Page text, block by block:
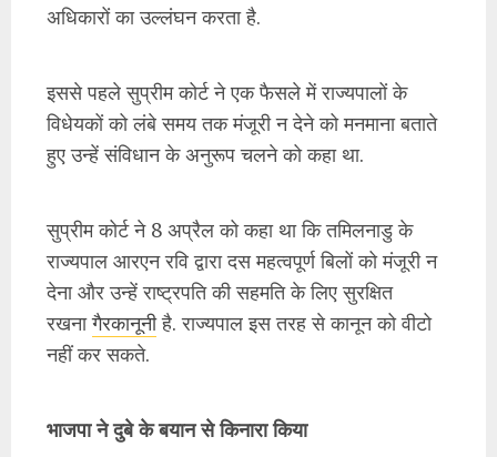
अधिकारों का उल्लंघन करता है.
इससे पहले सुप्रीम कोर्ट ने एक फैसले में राज्यपालों के
विधेयकों को लंबे समय तक मंजूरी न देने को मनमाना बताते
हुए उन्हें संविधान के अनुरूप चलने को कहा था.
सुप्रीम कोर्ट ने 8 अप्रैल को कहा था कि तमिलनाडु के
राज्यपाल आरएन रवि द्वारा दस महत्वपूर्ण बिलों को मंजूरी न
देना और उन्हें राष्ट्रपति की सहमति के लिए सुरक्षित
रखनागैरकानूनीहै. राज्यपाल इस तरह से कानून को वीटो
नहीं कर सकते.
भाजपा ने दुबे के बयान से किनारा किया